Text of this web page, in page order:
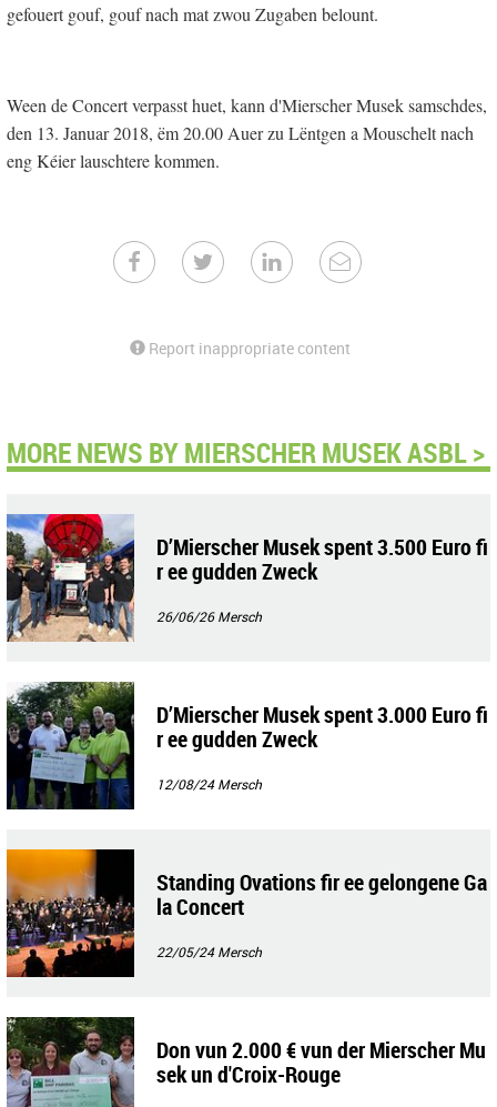
gefouert gouf, gouf nach mat zwou Zugaben belount.
Ween de Concert verpasst huet, kann d'Mierscher Musek samschdes,
den 13. Januar 2018, ëm 20.00 Auer zu Lëntgen a Mouschelt nach
eng Kéier lauschtere kommen.
Report inappropriate content
MORE NEWS BY MIERSCHER MUSEK ASBL >
D’Mierscher Musek spent 3.500 Euro fi
r ee gudden Zweck
26/06/26Mersch
D’Mierscher Musek spent 3.000 Euro fi
r ee gudden Zweck
12/08/24Mersch
Standing Ovations fir ee gelongene Ga
la Concert
22/05/24Mersch
Don vun 2.000 € vun der Mierscher Mu
sek un d'Croix-Rouge